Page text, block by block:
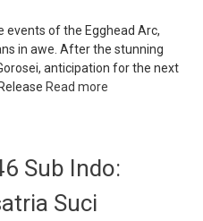
events of the Egghead Arc,
in awe. After the stunning
anticipation for the next
Read more
Sub Indo:
Suci